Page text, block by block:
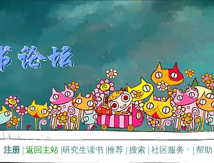
注册 返回主站 研究生读书 推荐 搜索 社区服务 帮助